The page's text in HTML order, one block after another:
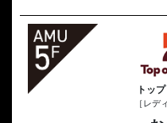
トッ
［レデ